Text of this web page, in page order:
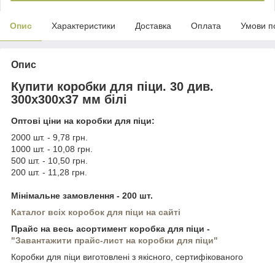
Опис Характеристики Доставка Оплата Умови
Опис
Купити коробки для піци. 30 див.
300х300х37 мм білі
Оптові ціни на коробки для піци:
2000 шт. - 9,78 грн.
1000 шт. - 10,08 грн.
500 шт. - 10,50 грн.
200 шт. - 11,28 грн.
Мінімальне замовлення - 200 шт.
Каталог всіх коробок для піци на сайті
Прайс на весь асортимент коробка для піци -
"Завантажити прайс-лист на коробки для піци"
Коробки для піци виготовлені з якісного, сертифікованого